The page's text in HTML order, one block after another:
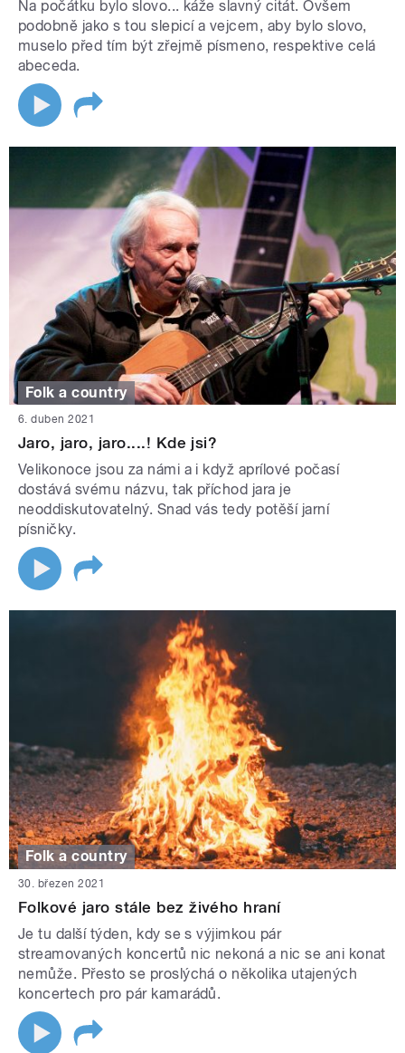
Na počátku bylo slovo... káže slavný citát. Ovšem
podobně jako s tou slepicí a vejcem, aby bylo slovo,
muselo před tím být zřejmě písmeno, respektive celá
abeceda.
Folk a country
6. duben 2021
Jaro, jaro, jaro....! Kde jsi?
Velikonoce jsou za námi a i když aprílové počasí
dostává svému názvu, tak příchod jara je
neoddiskutovatelný. Snad vás tedy potěší jarní
písničky.
Folk a country
30. březen 2021
Folkové jaro stále bez živého hraní
Je tu další týden, kdy se s výjimkou pár
streamovaných koncertů nic nekoná a nic se ani konat
nemůže. Přesto se proslýchá o několika utajených
koncertech pro pár kamarádů.